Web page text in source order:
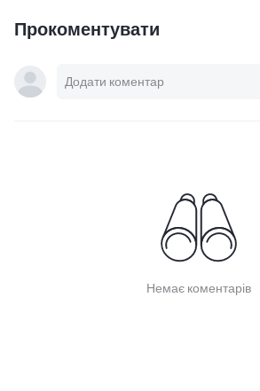
Прокоментувати
Немає коментарів